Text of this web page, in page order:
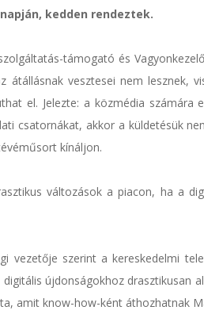
kedden rendeztek.
támogató és
átállásnak vesztesei nem lesznek,
el. Jelezte: a közmédia
csatornákat, akkor a küldetésük
kínáljon.
változások a piacon, ha a
vezetője szerint a kereskedelmi
újdonságokhoz drasztikusan
amit know-how-ként áthozhatnak